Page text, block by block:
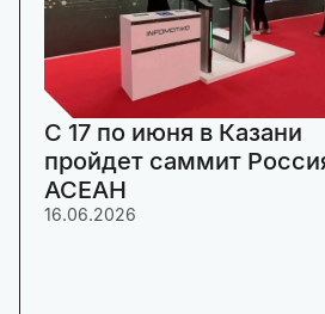
C 17 по июня в Казани
пройдет саммит
АСЕАН
16.06.2026